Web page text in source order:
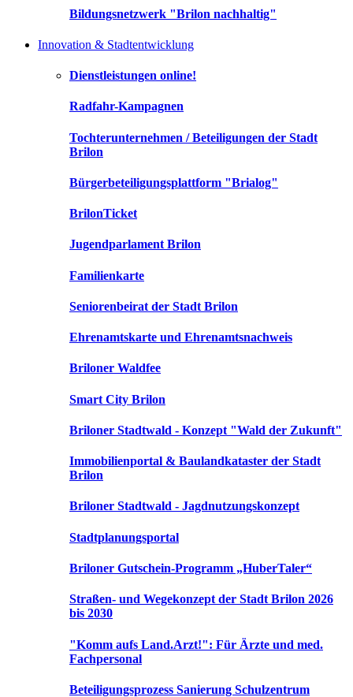
Bildungsnetzwerk "Brilon nachhaltig"
Innovation & Stadtentwicklung
Dienstleistungen online!
Radfahr-Kampagnen
Tochterunternehmen / Beteiligungen der Stadt
Brilon
Bürgerbeteiligungsplattform "Brialog"
BrilonTicket
Jugendparlament Brilon
Familienkarte
Seniorenbeirat der Stadt Brilon
Ehrenamtskarte und Ehrenamtsnachweis
Briloner Waldfee
Smart City Brilon
Briloner Stadtwald - Konzept "Wald der Zukunft"
Immobilienportal & Baulandkataster der Stadt
Brilon
Briloner Stadtwald - Jagdnutzungskonzept
Stadtplanungsportal
Briloner Gutschein-Programm „HuberTaler“
Straßen- und Wegekonzept der Stadt Brilon 2026
bis 2030
"Komm aufs Land.Arzt!": Für Ärzte und med.
Fachpersonal
Beteiligungsprozess Sanierung Schulzentrum